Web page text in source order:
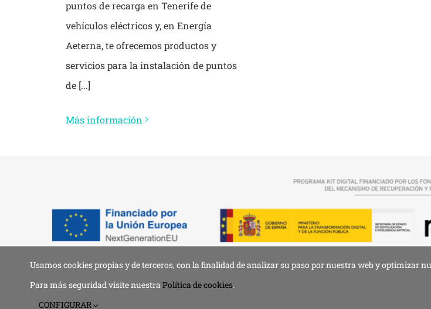
puntos de recarga en Tenerife de
vehículos eléctricos y, en Energía
Aeterna, te ofrecemos productos y
servicios para la instalación de puntos
de [...]
Más información
Política de privacidad Política de cookies
Usamos cookies propias y de terceros, con la finalidad de analizar su paso por nuestra web y optimizar
Para más seguridad visite nuestraPolítica de cookies.
CONFIGURAR